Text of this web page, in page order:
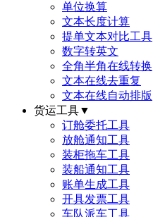
单位换算
文本长度计算
提单文本对比工具
数字转英文
全角半角在线转换
文本在线去重复
文本在线自动排版
货运工具▼
订舱委托工具
放舱通知工具
装柜拖车工具
装船通知工具
账单生成工具
开具发票工具
车队派车工具